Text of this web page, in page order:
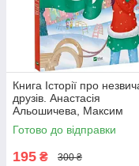
Книга Історії про
друзів. Анастасія
Альошичева, Максим
Долинний
Готово до відправки
195 ₴ 300 ₴